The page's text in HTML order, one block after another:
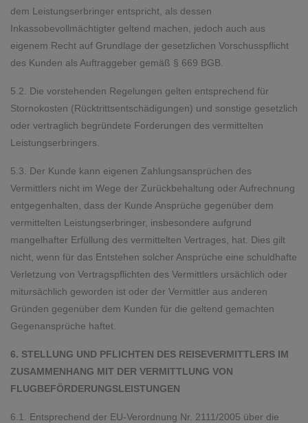
dem Leistungserbringer entspricht, als dessen
Inkassobevollmächtigter geltend machen, jedoch auch aus
eigenem Recht auf Grundlage der gesetzlichen Vorschusspflicht
des Kunden als Auftraggeber gemäß § 669 BGB.
5.2. Die vorstehenden Regelungen gelten entsprechend für
Stornokosten (Rücktrittsentschädigungen) und sonstige gesetzlich
oder vertraglich begründete Forderungen des vermittelten
Leistungserbringers.
5.3. Der Kunde kann eigenen Zahlungsansprüchen des
Vermittlers nicht im Wege der Zurückbehaltung oder Aufrechnung
entgegenhalten, dass der Kunde Ansprüche gegenüber dem
vermittelten Leistungserbringer, insbesondere aufgrund
mangelhafter Erfüllung des vermittelten Vertrages, hat. Dies gilt
nicht, wenn für das Entstehen solcher Ansprüche eine schuldhafte
Verletzung von Vertragspflichten des Vermittlers ursächlich oder
mitursächlich geworden ist oder der Vermittler aus anderen
Gründen gegenüber dem Kunden für die geltend gemachten
Gegenansprüche haftet.
6. STELLUNG UND PFLICHTEN DES REISEVERMITTLERS IM
ZUSAMMENHANG MIT DER VERMITTLUNG VON
FLUGBEFÖRDERUNGSLEISTUNGEN
6.1. Entsprechend der EU-Verordnung Nr. 2111/2005 über die